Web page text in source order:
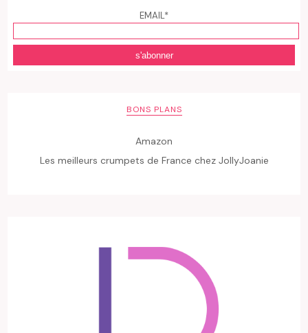
EMAIL*
BONS PLANS
Amazon
Les meilleurs crumpets de France chez JollyJoanie